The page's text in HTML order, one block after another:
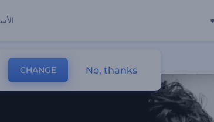
CHANGE No, thanks